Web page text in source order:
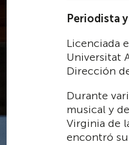
Periodista
Licenciada
Universitat
Dirección
Durante
musical y
Virginia de
encontró